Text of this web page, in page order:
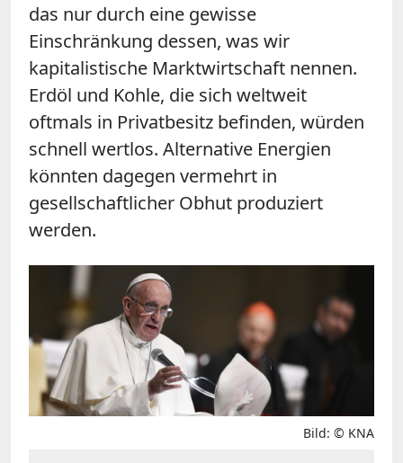
das nur durch eine gewisse
Einschränkung dessen, was wir
kapitalistische Marktwirtschaft nennen.
Erdöl und Kohle, die sich weltweit
oftmals in Privatbesitz befinden, würden
schnell wertlos. Alternative Energien
könnten dagegen vermehrt in
gesellschaftlicher Obhut produziert
werden.
Bild: © KNA